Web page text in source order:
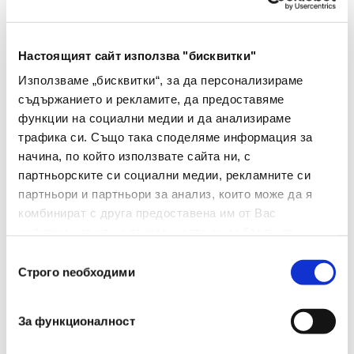
Настоящият сайт използва "бисквитки"
Използваме „бисквитки“, за да персонализираме
съдържанието и рекламите, да предоставяме
функции на социални медии и да анализираме
трафика си. Също така споделяме информация за
начина, по който използвате сайта ни, с
партньорските си социални медии, рекламните си
партньори и партньори за анализ, които може да я
комбинират с друга предоставена им от Вас
наСтрого nеобходими
За функционалност
Тип
касета
Вид 3330/3345H
Капацитет 15000
Съвместими
Модели
Устройства
Xerox Phaser 3330 Xerox
WorkCentre 3335 Xerox
WorkCentre 3345
Цвят На